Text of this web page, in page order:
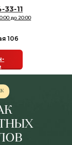
33-11
до 20:00
106